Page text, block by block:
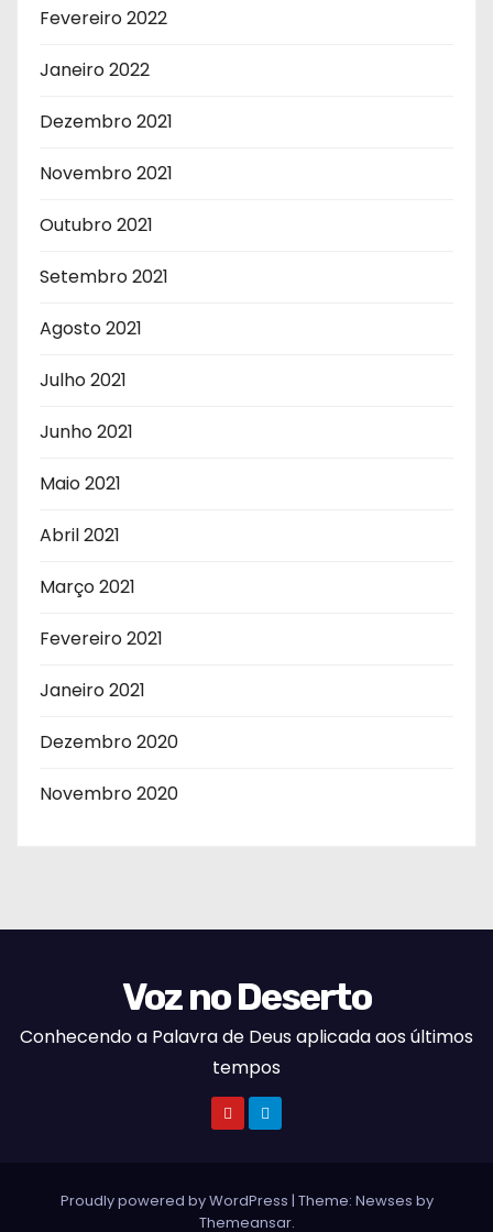
Fevereiro 2022
Janeiro 2022
Dezembro 2021
Novembro 2021
Outubro 2021
Setembro 2021
Agosto 2021
Julho 2021
Junho 2021
Maio 2021
Abril 2021
Março 2021
Fevereiro 2021
Janeiro 2021
Dezembro 2020
Novembro 2020
Voz no Deserto
Conhecendo a Palavra de Deus aplicada aos últimos
tempos
Proudly powered by WordPress | Theme: Newses by
Themeansar.